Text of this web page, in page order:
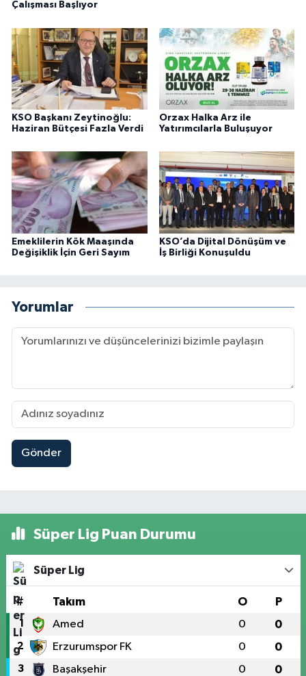
Çalışması Başlıyor
KSO Başkanı Zeytinoğlu:
Haziran Bütçesi Fazla Verdi
Orzax Halka Arz ile
Yatırımcılarla Buluşuyor
Emeklilerin Kök Maaşında
Değişiklik İçin Geri Sayım
KSO’da Dijital Dönüşüm ve
İş Birliği Konuşuldu
Yorumlar
Gönder
Süper Lig Puan Durumu
Süper Lig
# Takım O P
1 Amed 0 0
2 Erzurumspor FK 0 0
3 Başakşehir 0 0